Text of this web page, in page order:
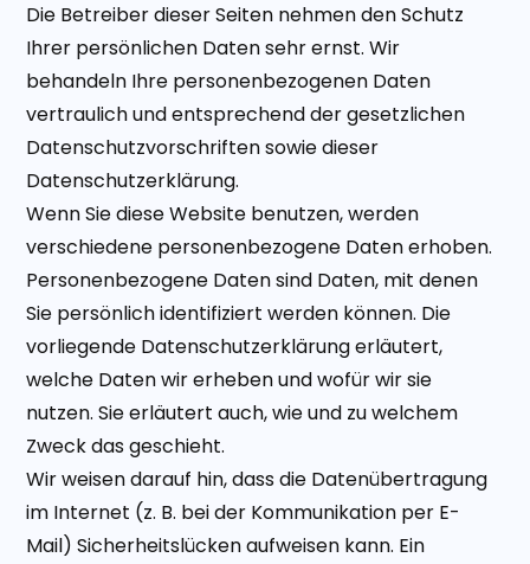
Die Betreiber dieser Seiten nehmen den Schutz
Ihrer persönlichen Daten sehr ernst. Wir
behandeln Ihre personenbezogenen Daten
vertraulich und entsprechend der gesetzlichen
Datenschutzvorschriften sowie dieser
Datenschutzerklärung.
Wenn Sie diese Website benutzen, werden
verschiedene personenbezogene Daten erhoben.
Personenbezogene Daten sind Daten, mit denen
Sie persönlich identifiziert werden können. Die
vorliegende Datenschutzerklärung erläutert,
welche Daten wir erheben und wofür wir sie
nutzen. Sie erläutert auch, wie und zu welchem
Zweck das geschieht.
Wir weisen darauf hin, dass die Datenübertragung
im Internet (z. B. bei der Kommunikation per E-
Mail) Sicherheitslücken aufweisen kann. Ein